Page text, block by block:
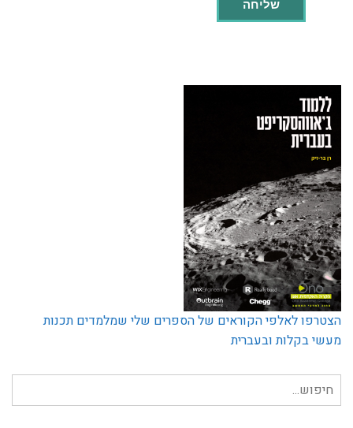
הצטרפו לאלפי הקוראים של הספרים שלי שמלמדים תכנות
מעשי בקלות ובעברית
חיפוש
עבור: